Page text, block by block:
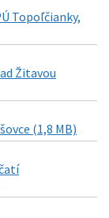
Topoľčianky,
Žitavou
(1,8 MB)